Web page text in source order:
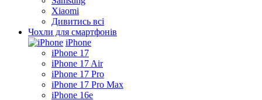
Xiaomi
Дивитись всі
Чохли для смартфонів
iPhone
iPhone 17
iPhone 17 Air
iPhone 17 Pro
iPhone 17 Pro Max
iPhone 16e